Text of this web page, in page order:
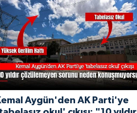
Aygün'den AK Parti'ye